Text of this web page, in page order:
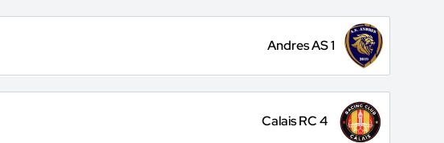
Andres AS 1
Calais RC 4